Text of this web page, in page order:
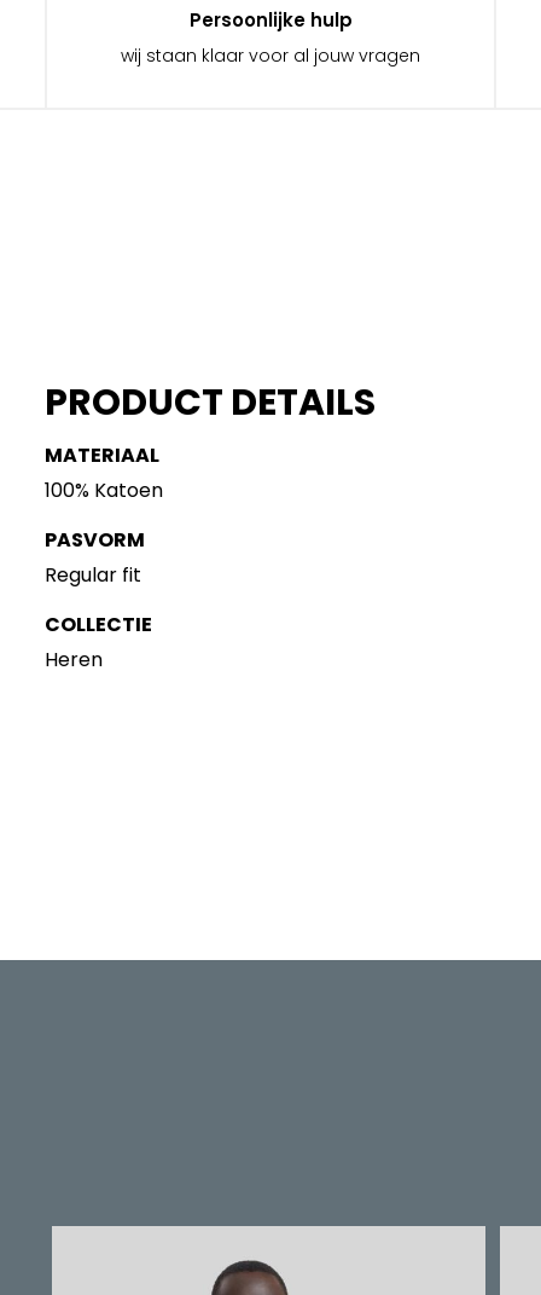
Persoonlijke hulp
wij staan klaar voor al jouw vragen
PRODUCT DETAILS
MATERIAAL
100% Katoen
PASVORM
Regular fit
COLLECTIE
Heren